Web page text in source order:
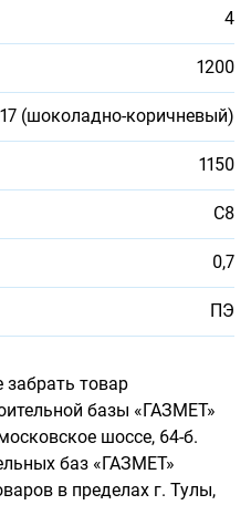
4
1200
(шоколадно-коричневый)
1150
С8
0,7
ПЭ
товар
базы «ГАЗМЕТ»
шоссе, 64-б.
баз «ГАЗМЕТ»
в пределах г. Тулы,